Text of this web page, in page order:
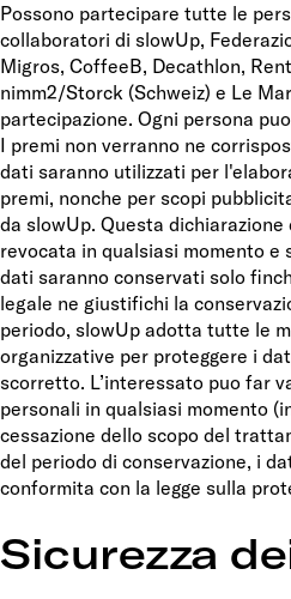
Possono partecipare tutte le
collaboratori di slowUp,
Migros, CoffeeB, Decathlon,
nimm2/Storck (Schweiz) e Le
partecipazione. Ogni persona
I premi non verranno ne
dati saranno utilizzati per
premi, nonche per scopi
da slowUp. Questa dichiarazione
revocata in qualsiasi momento e
dati saranno conservati solo
legale ne giustifichi la
periodo, slowUp adotta tutte le
organizzative per proteggere i
scorretto. L’interessato puo far
personali in qualsiasi momento
cessazione dello scopo del
del periodo di conservazione, i
conformita con la legge sulla
Sicurezza